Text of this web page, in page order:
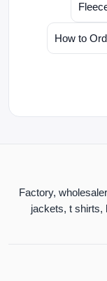
How to
Factory,
jackets, t shirts,